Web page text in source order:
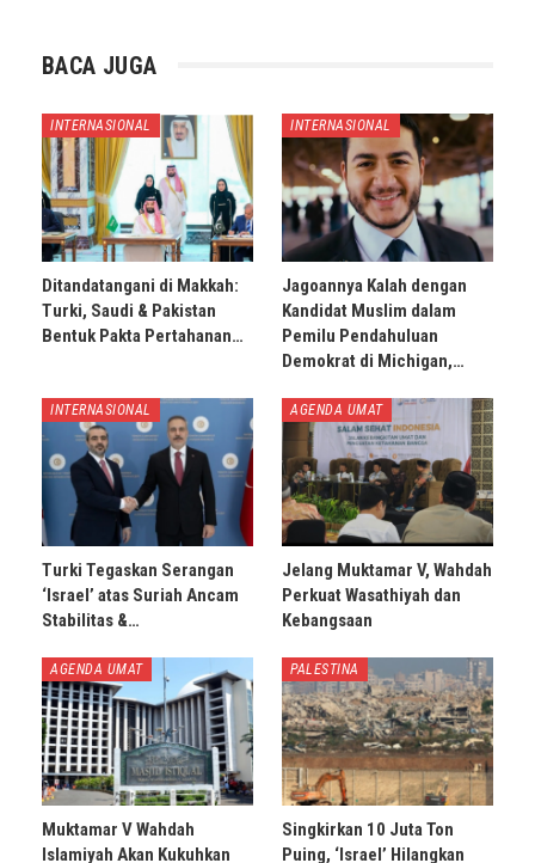
BACA JUGA
INTERNASIONAL
Ditandatangani di Makkah:
Turki, Saudi & Pakistan
Bentuk Pakta Pertahanan…
INTERNASIONAL
Jagoannya Kalah dengan
Kandidat Muslim dalam
Pemilu Pendahuluan
Demokrat di Michigan,…
INTERNASIONAL
Turki Tegaskan Serangan
‘Israel’ atas Suriah Ancam
Stabilitas &…
AGENDA UMAT
Jelang Muktamar V, Wahdah
Perkuat Wasathiyah dan
Kebangsaan
AGENDA UMAT
Muktamar V Wahdah
Islamiyah Akan Kukuhkan
PALESTINA
Singkirkan 10 Juta Ton
Puing, ‘Israel’ Hilangkan